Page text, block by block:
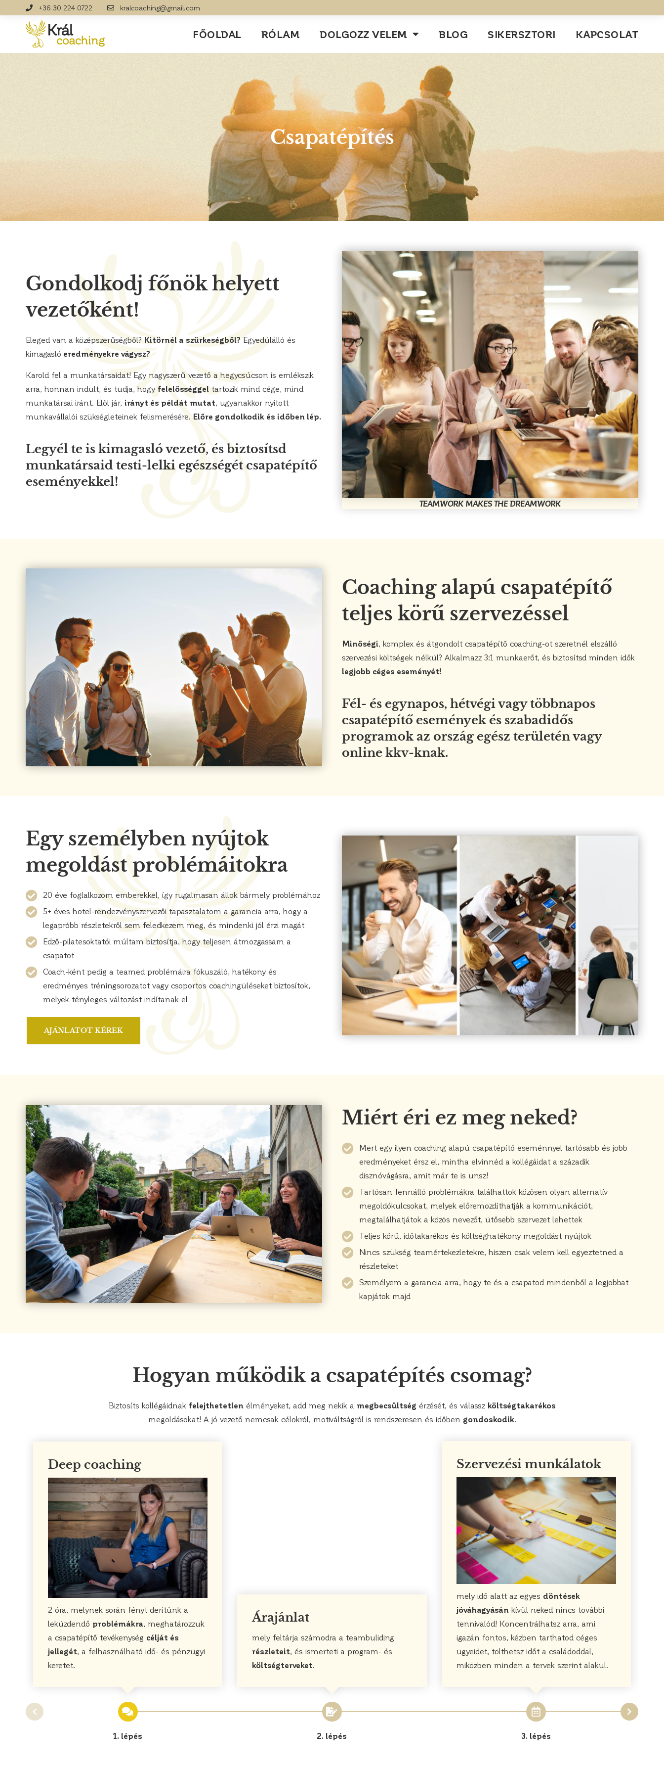
+36 30 224 0722 kralcoaching@gmail.com
FŐOLDAL RÓLAM DOLGOZZ VELEM BLOG SIKERSZTORI KAPCSOLAT
Csapatépítés
Gondolkodj főnök helyett
vezetőként!
Eleged van a középszerűségből?Kitörnél a szürkeségből?Egyedülálló és
kimagasló eredményekre vágysz?
Karold fel a munkatársaidat! Egy nagyszerű vezető a hegycsúcson is emlékszik
arra, honnan indult, és tudja, hogy felelősséggeltartozik mind cége, mind
munkatársai iránt. Elöl jár, irányt és példát mutat , ugyanakkor nyitott
munkavállalói szükségleteinek felismerésére.Előre gondolkodik és időben lép.
Legyél te is kimagasló vezető, és biztosítsd
munkatársaid testi-lelki egészségét csapatépítő
eseményekkel!
TEAMWORK MAKES THE DREAMWORK
Coaching alapú csapatépítő
teljes körű szervezéssel
Minőségi , komplex és átgondolt csapatépítő coaching-ot szeretnél elszálló
szervezési költségek nélkül? Alkalmazz 3:1 munkaerőt, és biztosítsd minden idők
legjobb céges eseményét!
Fél- és egynapos, hétvégi vagy többnapos
csapatépítő események és szabadidős
programok az ország egész területén vagy
online kkv-knak.
Egy személyben nyújtok
megoldást problémáitokra
20 éve foglalkozom emberekkel, így rugalmasan állok bármely problémához
5+ éves hotel-rendezvényszervezői tapasztalatom a garancia arra, hogy a
legapróbb részletekről sem feledkezem meg, és mindenki jól érzi magát
Edző-pilatesoktatói múltam biztosítja, hogy teljesen átmozgassam a
csapatot
Coach-ként pedig a teamed problémáira fókuszáló, hatékony és
eredményes tréningsorozatot vagy csoportos coachingüléseket biztosítok,
melyek tényleges változást indítanak el
AJÁNLATOT KÉREK
Miért éri ez meg neked?
Mert egy ilyen coaching alapú csapatépítő eseménnyel tartósabb és jobb
eredményeket érsz el, mintha elvinnéd a kollégáidat a századik
disznóvágásra, amit már te is unsz!
Tartósan fennálló problémákra találhattok közösen olyan alternatív
megoldókulcsokat, melyek előremozdíthatják a kommunikációt,
megtalálhatjátok a közös nevezőt, ütősebb szervezet lehettek
Teljes körű, időtakarékos és költséghatékony megoldást nyújtok
Nincs szükség teamértekezletekre, hiszen csak velem kell egyeztetned a
részleteket
Személyem a garancia arra, hogy te és a csapatod mindenből a legjobbat
kapjátok majd
Hogyan működik a csapatépítés csomag?
Biztosíts kollégáidnak felejthetetlenélményeket, add meg nekik a megbecsültség érzését, és válassz költségtakarékos
megoldásokat! A jó vezető nemcsak célokról, motiváltságról is rendszeresen és időben gondoskodik.
Deep coaching
2 óra, melynek során fényt derítünk a
leküzdendő problémákra , meghatározzuk
a csapatépítő tevékenység célját és
jellegét , a felhasználható idő- és pénzügyi
keretet.
Árajánlat
mely feltárja számodra a teambuliding
részleteit , és ismerteti a program- és
költségterveket
Szervezési munkálatok
mely idő alatt az egyes döntések
jóváhagyásán kívül neked nincs további
tennivalód! Koncentrálhatsz arra, ami
igazán fontos, kézben tarthatod céges
ügyeidet, tölthetsz időt a családoddal,
miközben minden a tervek szerint alakul.
1. lépés 2. lépés 3. lépés